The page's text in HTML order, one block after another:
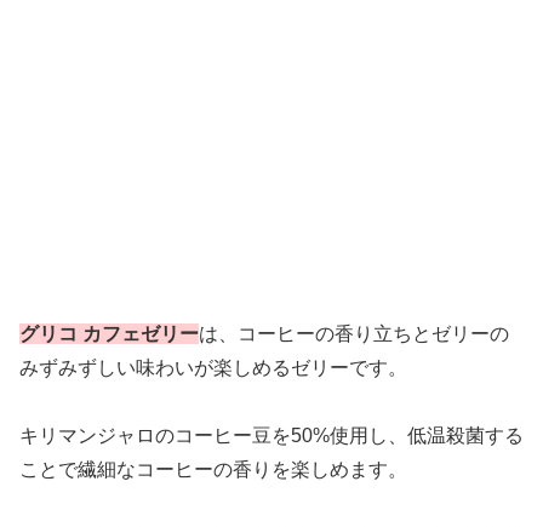
グリコ カフェゼリーは、コーヒーの香り立ちとゼリーの
みずみずしい味わいが楽しめるゼリーです。
キリマンジャロのコーヒー豆を50%使用し、低温殺菌する
ことで繊細なコーヒーの香りを楽しめます。